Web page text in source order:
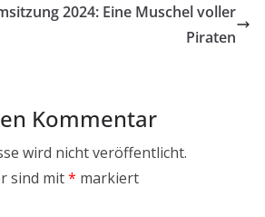
2024: Eine Muschel voller
Piraten
Kommentar
wird nicht veröffentlicht.
sind mit* markiert